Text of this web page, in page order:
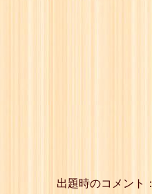
出題時のコメント：